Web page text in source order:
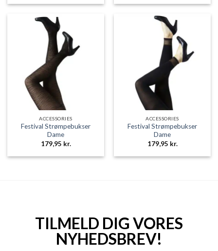
ACCESSORIES
Festival Strømpebukser
Dame
179,95 kr.
ACCESSORIES
Festival Strømpebukser
Dame
179,95 kr.
TILMELD DIG VORES
NYHEDSBREV!